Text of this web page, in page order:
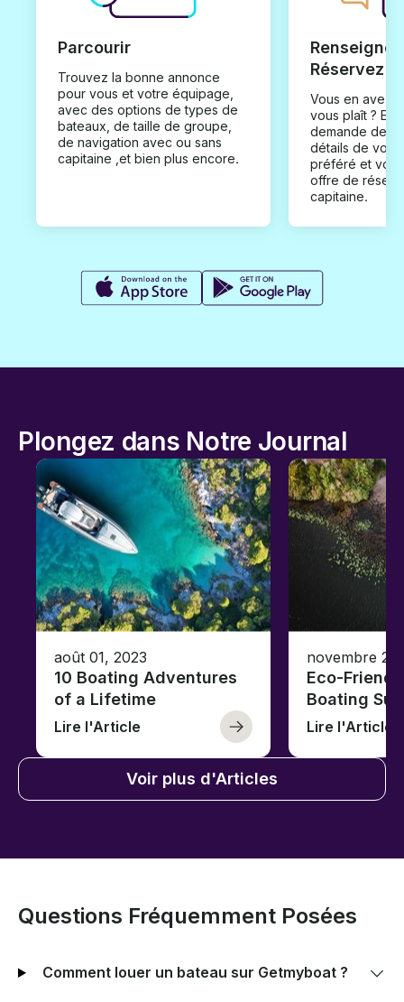
Parcourir
Trouvez la bonne annonce
pour vous et votre équipage,
avec des options de types de
bateaux, de taille de groupe,
de navigation avec ou sans
capitaine ,et bien plus encore.
Réservez
Vous en avez
vous plaît ?
demande de
détails de
préféré et
offre de
capitaine.
Plongez dans Notre Journal
août 01, 2023
10 Boating Adventures
of a Lifetime
Lire l'Article
novembre
Eco-
Boating
Lire l'Article
Voir plus d'Articles
Questions Fréquemment Posées
Comment louer un bateau sur Getmyboat ?